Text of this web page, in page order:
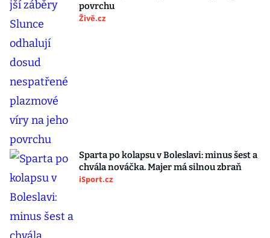
povrchu
Živě.cz
Sparta po kolapsu v Boleslavi: minus šest a
chvála nováčka. Majer má silnou zbraň
iSport.cz